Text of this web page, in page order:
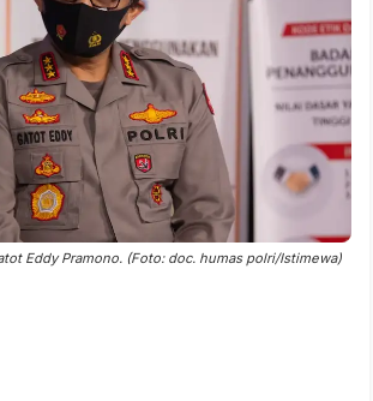
Eddy Pramono. (Foto: doc. humas polri/Istimewa)